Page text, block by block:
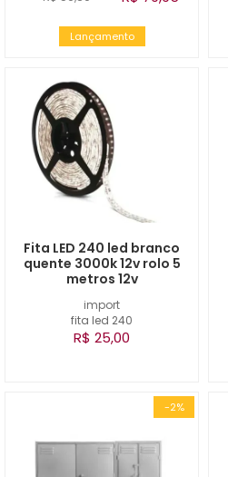
Lançamento
import
fita led 240
Fita LED 240 led branco
quente 3000k 12v rolo 5
metros 12v
R$ 25,00
-2%